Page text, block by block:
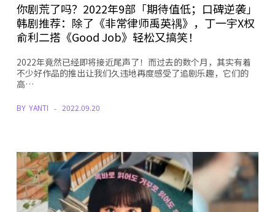
你剧荒了吗？2022年9部「期待值低；口碑逆袭」
韩剧推荐：除了《非常律师禹英禑》，丁一宇X权
俞利二搭《Good Job》轻松又搞笑！
2022年竟然已经即将接近尾声了！而过去的数个月，其实有着
不少好作品的推出让我们久违地再度感受了追剧乐趣，它们的
高…
BY YANTI 2022.09.20